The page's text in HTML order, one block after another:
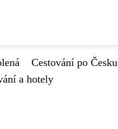
Cestování po Česku
a hotely